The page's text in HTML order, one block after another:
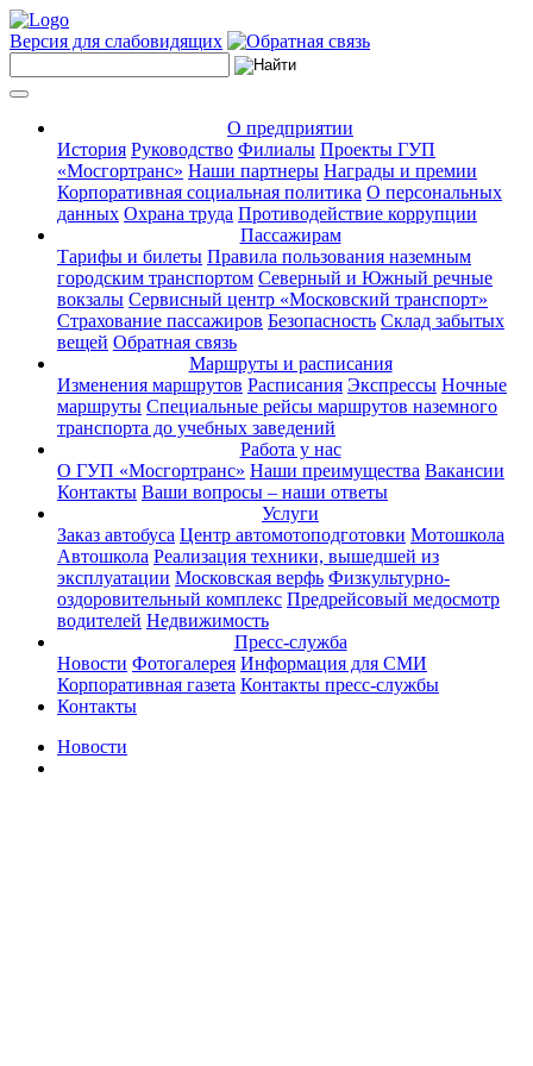
Версия для слабовидящих
О предприятии
История Руководство Филиалы Проекты ГУП
«Мосгортранс» Наши партнеры Награды и премии
Корпоративная социальная политика О персональных
данных Охрана труда Противодействие коррупции
Пассажирам
Тарифы и билеты Правила пользования наземным
городским транспортом Северный и Южный речные
вокзалы Сервисный центр «Московский транспорт»
Страхование пассажиров Безопасность Склад забытых
вещей Обратная связь
Маршруты и расписания
Изменения маршрутов Расписания Экспрессы Ночные
маршруты Специальные рейсы маршрутов наземного
транспорта до учебных заведений
Работа у нас
О ГУП «Мосгортранс» Наши преимущества Вакансии
Контакты Ваши вопросы – наши ответы
Услуги
Заказ автобуса Центр автомотоподготовки Мотошкола
Автошкола Реализация техники, вышедшей из
эксплуатации Московская верфь Физкультурно-
оздоровительный комплекс Предрейсовый медосмотр
водителей Недвижимость
Пресс-служба
Новости Фотогалерея Информация для СМИ
Корпоративная газета Контакты пресс-службы
Контакты
Новости